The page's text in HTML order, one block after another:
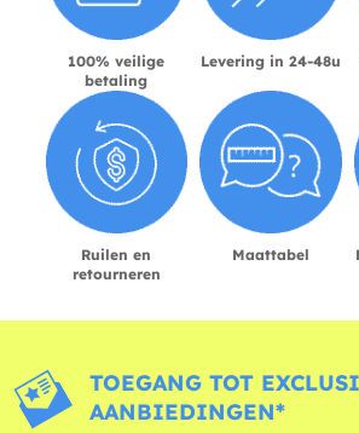
100% veilige
betaling
Levering in 24-48u
Ruilen en
retourneren
Maattabel
TOEGANG TOT
AANBIEDINGEN*